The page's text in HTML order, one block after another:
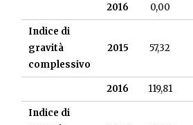
2016 0,00
Indice di
gravità
complessivo
2015 57,32
2016 119,81
Indice di